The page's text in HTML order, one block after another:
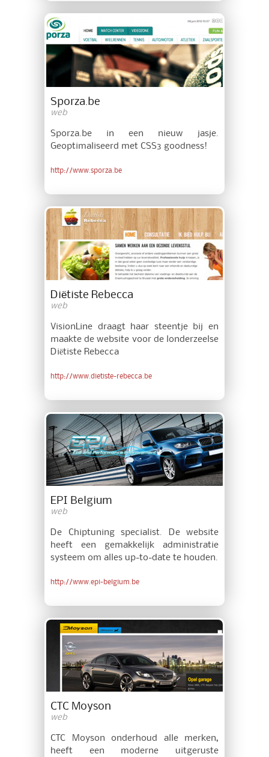
Sporza.be
web
Sporza.be in een nieuw jasje.
Geoptimaliseerd met CSS3 goodness!
http://www.sporza.be
Diëtiste Rebecca
web
VisionLine draagt haar steentje bij en
maakte de website voor de londerzeelse
Diëtiste Rebecca
http://www.dietiste-rebecca.be
EPI Belgium
web
De Chiptuning specialist. De website
heeft een gemakkelijk administratie
systeem om alles up-to-date te houden.
http://www.epi-belgium.be
CTC Moyson
web
CTC Moyson onderhoud alle merken,
heeft een moderne uitgeruste